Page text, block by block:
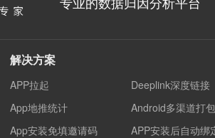
解决方案
APP拉起
Deeplink深度链接
App地推统计
Android多渠道打包
App安装免填邀请码
APP安装后自动绑